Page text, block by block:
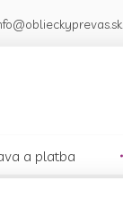
a platba